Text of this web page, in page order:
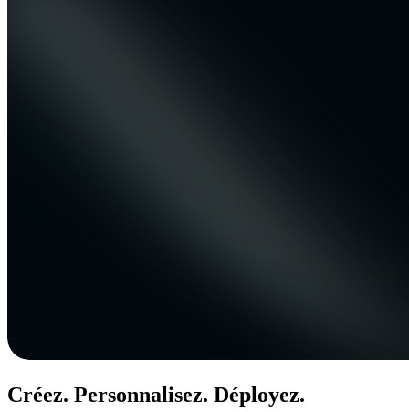
Créez. Personnalisez. Déployez.